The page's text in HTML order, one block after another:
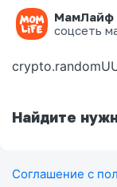
МамЛайф
соцсеть
Ошибка
Найдите
Соглашение с